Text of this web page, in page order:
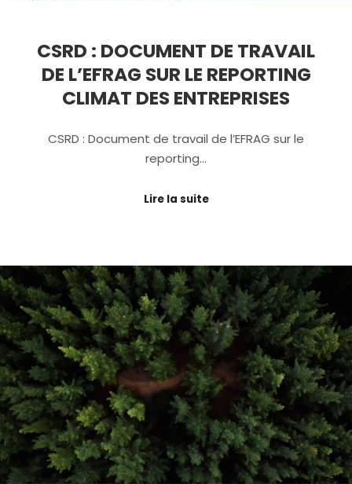
CSRD : DOCUMENT DE TRAVAIL
DE L’EFRAG SUR LE REPORTING
CLIMAT DES ENTREPRISES
CSRD : Document de travail de l’EFRAG sur le
reporting…
Lire la suite